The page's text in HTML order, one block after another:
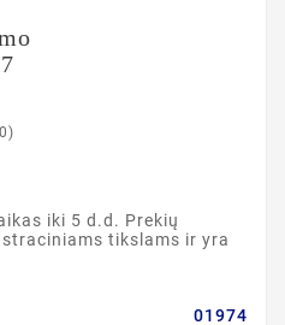
iki 5 d.d. Prekių
tikslams ir yra
01974